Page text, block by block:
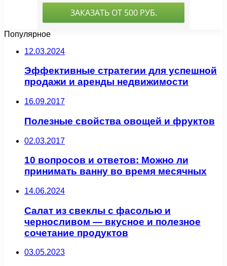
Популярное
12.03.2024
Эффективные стратегии для успешной
продажи и аренды недвижимости
16.09.2017
Полезные свойства овощей и фруктов
02.03.2017
10 вопросов и ответов: Можно ли
принимать ванну во время месячных
14.06.2024
Салат из свеклы с фасолью и
черносливом — вкусное и полезное
сочетание продуктов
03.05.2023